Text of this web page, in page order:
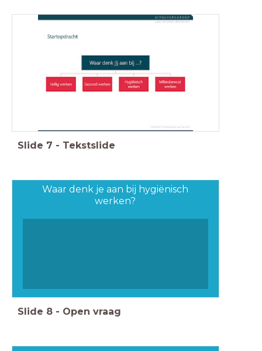
Slide 7 - Tekstslide
Waar denk je aan bij hygiënisch
werken?
Slide 8 - Open vraag